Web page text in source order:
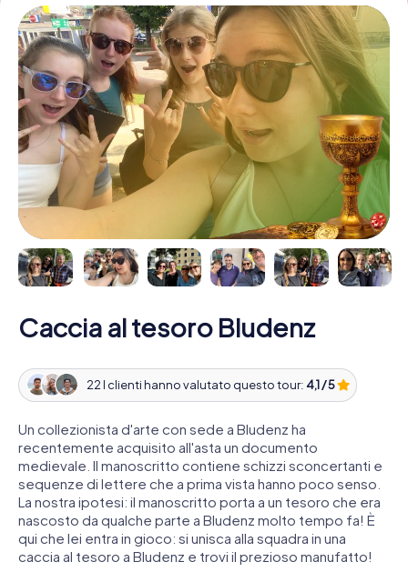
Caccia al tesoro Bludenz
22 I clienti hanno valutato questo tour: 4,1 / 5
Un collezionista d'arte con sede a Bludenz ha
recentemente acquisito all'asta un documento
medievale. Il manoscritto contiene schizzi sconcertanti e
sequenze di lettere che a prima vista hanno poco senso.
La nostra ipotesi: il manoscritto porta a un tesoro che era
nascosto da qualche parte a Bludenz molto tempo fa! È
qui che lei entra in gioco: si unisca alla squadra in una
caccia al tesoro a Bludenz e trovi il prezioso manufatto!